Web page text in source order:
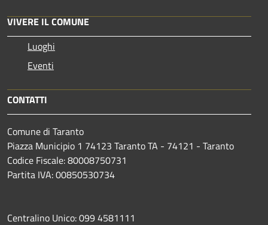
VIVERE IL COMUNE
Luoghi
Eventi
CONTATTI
Comune di Taranto
Piazza Municipio 1 74123 Taranto TA - 74121 - Taranto
Codice Fiscale: 80008750731
Partita IVA: 00850530734
Centralino Unico: 099 4581111